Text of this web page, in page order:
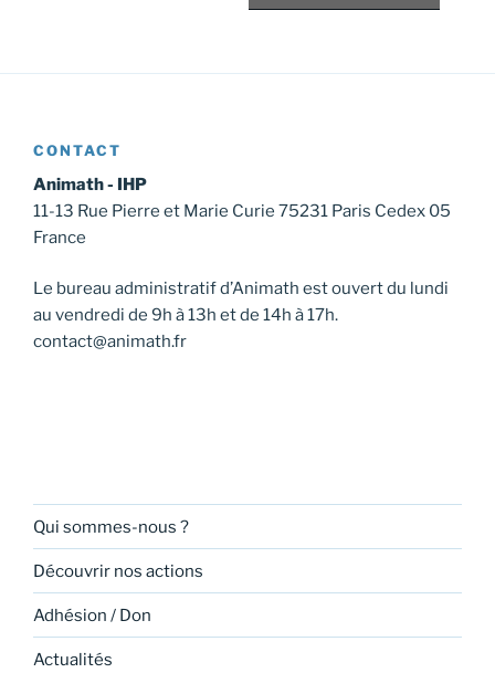
n
m
e
t
CONTACT
Animath - IHP
11-13 Rue Pierre et Marie Curie 75231 Paris Cedex 05
France
Le bureau administratif d’Animath est ouvert du lundi
au vendredi de 9h à 13h et de 14h à 17h.
contact@animath.fr
Qui sommes-nous ?
Découvrir nos actions
Adhésion / Don
Actualités